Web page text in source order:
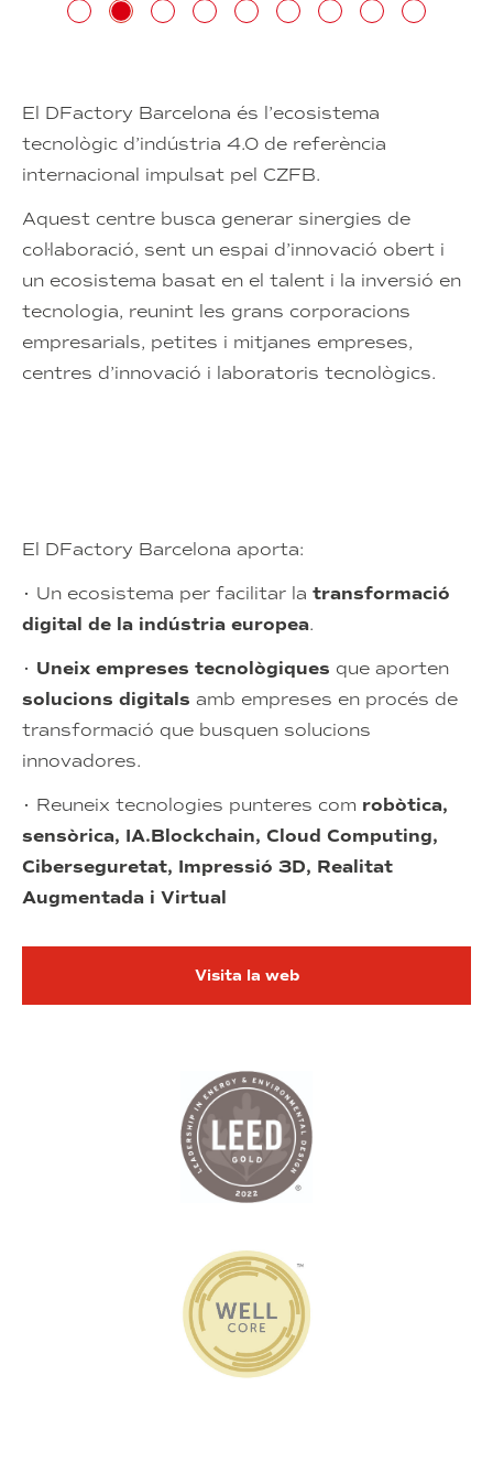
El DFactory Barcelona és l’ecosistema
tecnològic d’indústria 4.0 de referència
internacional impulsat pel CZFB.
Aquest centre busca generar sinergies de
col·laboració, sent un espai d’innovació obert i
un ecosistema basat en el talent i la inversió en
tecnologia, reunint les grans corporacions
empresarials, petites i mitjanes empreses,
centres d’innovació i laboratoris tecnològics.
El DFactory Barcelona aporta:
• Un ecosistema per facilitar la transformació
digital de la indústria europea.
• Uneix empreses tecnològiques que aporten
solucions digitals amb empreses en procés de
transformació que busquen solucions
innovadores.
• Reuneix tecnologies punteres com robòtica,
sensòrica, IA.Blockchain, Cloud Computing,
Ciberseguretat, Impressió 3D, Realitat
Augmentada i Virtual
Visita la web